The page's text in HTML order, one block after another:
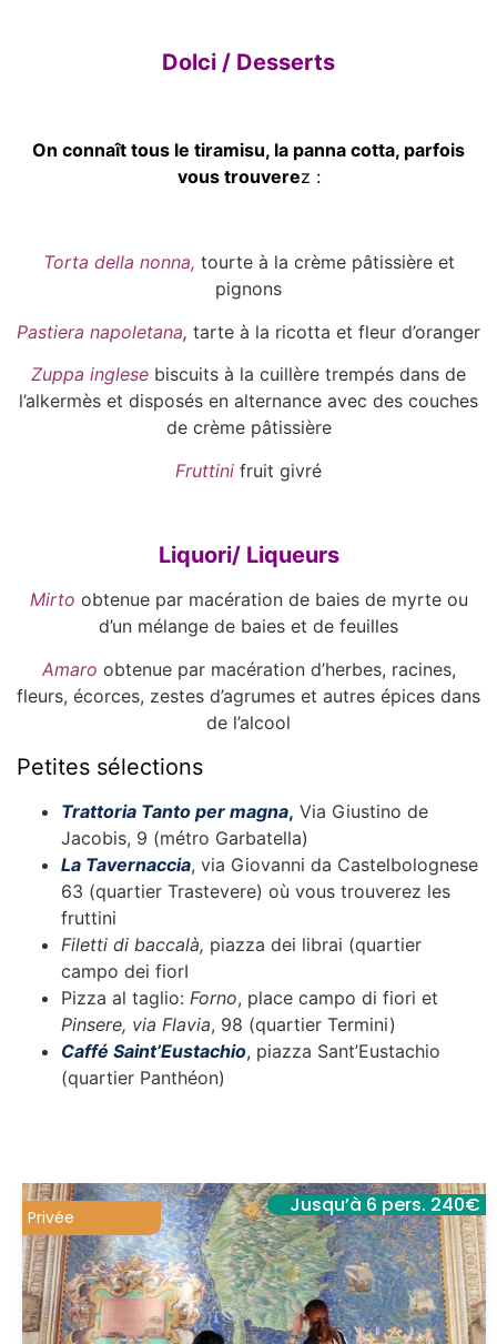
Dolci / Desserts
On connaît tous le tiramisu, la panna cotta, parfois
vous trouverez :
Torta della nonna, tourte à la crème pâtissière et
pignons
Pastiera napoletana, tarte à la ricotta et fleur d’oranger
Zuppa inglese biscuits à la cuillère trempés dans de
l’alkermès et disposés en alternance avec des couches
de crème pâtissière
Fruttini fruit givré
Liquori/ Liqueurs
Mirto obtenue par macération de baies de myrte ou
d’un mélange de baies et de feuilles
Amaro obtenue par macération d’herbes, racines,
fleurs, écorces, zestes d’agrumes et autres épices dans
de l’alcool
Petites sélections
Trattoria Tanto per magna, Via Giustino de
Jacobis, 9 (métro Garbatella)
La Tavernaccia, via Giovanni da Castelbolognese
63 (quartier Trastevere) où vous trouverez les
fruttini
Filetti di baccalà, piazza dei librai (quartier
campo dei fiorI
Pizza al taglio: Forno, place campo di fiori et
Pinsere, via Flavia, 98 (quartier Termini)
Caffé Saint’Eustachio, piazza Sant’Eustachio
(quartier Panthéon)
Jusqu’à 6 pers. 240€
Privée